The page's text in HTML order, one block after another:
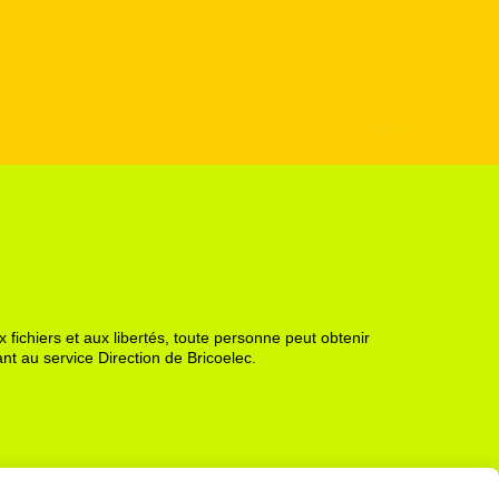
fichiers et aux libertés, toute personne peut obtenir
au service Direction de Bricoelec.